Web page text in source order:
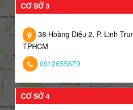
CƠ SỞ 3
38 Hoàng Diệu 2, P. Linh
TPHCM
0912655679
CƠ SỞ 4